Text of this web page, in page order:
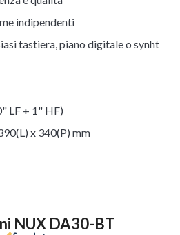
indipendenti
tastiera, piano digitale o synht
LF + 1" HF)
x 340(P) mm
NUX DA30-BT